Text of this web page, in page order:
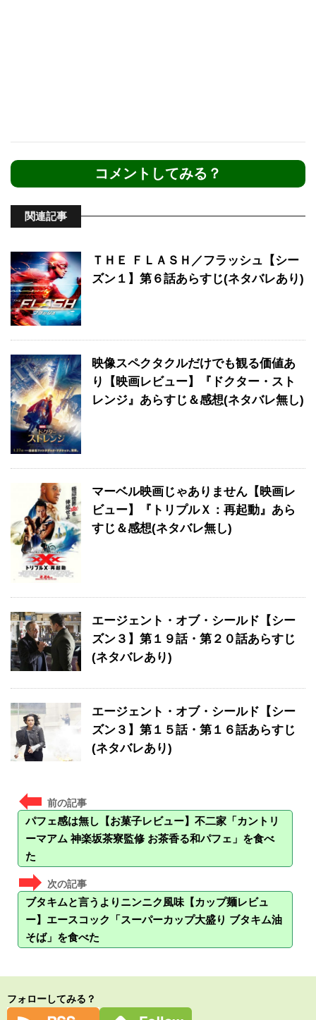
コメントしてみる？
関連記事
ＴＨＥ ＦＬＡＳＨ／フラッシュ【シー
ズン１】第６話あらすじ(ネタバレあり)
映像スペクタクルだけでも観る価値あ
り【映画レビュー】『ドクター・スト
レンジ』あらすじ＆感想(ネタバレ無し)
マーベル映画じゃありません【映画レ
ビュー】『トリプルＸ：再起動』あら
すじ＆感想(ネタバレ無し)
エージェント・オブ・シールド【シー
ズン３】第１９話・第２０話あらすじ
(ネタバレあり)
エージェント・オブ・シールド【シー
ズン３】第１５話・第１６話あらすじ
(ネタバレあり)
パフェ感は無し【お菓子レビュー】不二家「カントリ
ーマアム 神楽坂茶寮監修 お茶香る和パフェ」を食べ
た
ブタキムと言うよりニンニク風味【カップ麺レビュ
ー】エースコック「スーパーカップ大盛り ブタキム油
そば」を食べた
フォローしてみる？